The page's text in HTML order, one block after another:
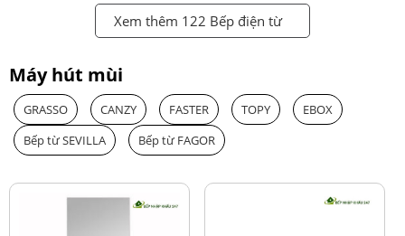
Xem thêm 122 Bếp điện từ
Máy hút mùi
GRASSO CANZY FASTER TOPY
EBOX
Bếp từ SEVILLA
Bếp từ FAGOR